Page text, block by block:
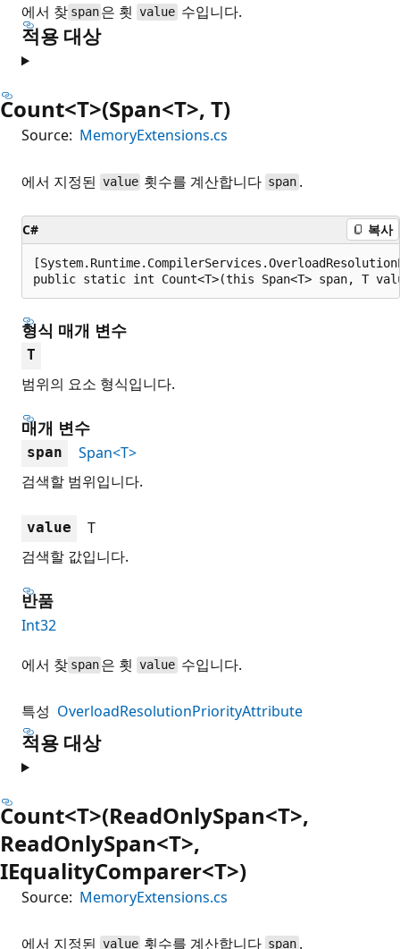
에서 찾 span 은 횟value수입니다.
적용 대상
Count<T>(Span<T>, T)
Source: MemoryExtensions.cs
에서 지정된 value 횟수를 계산합니다 span.
C# 복사
public static int Count<T>(this Span<T> span, T
형식 매개 변수
T
범위의 요소 형식입니다.
매개 변수
span
Span<T>
검색할 범위입니다.
value
T
검색할 값입니다.
반품
Int32
에서 찾 span 은 횟value수입니다.
특성 OverloadResolutionPriorityAttribute
적용 대상
Count<T>(ReadOnlySpan<T>,
ReadOnlySpan<T>,
IEqualityComparer<T>)
Source: MemoryExtensions.cs
에서 지정된 value 횟수를 계산합니다 span.